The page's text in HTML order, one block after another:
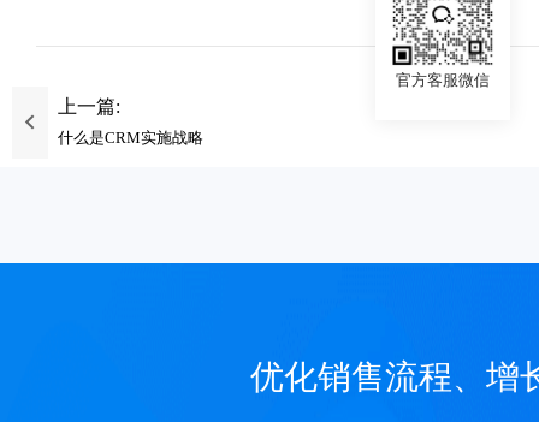
上一篇:
什么是CRM实施战略
优化销售流程、增
官方客服微信